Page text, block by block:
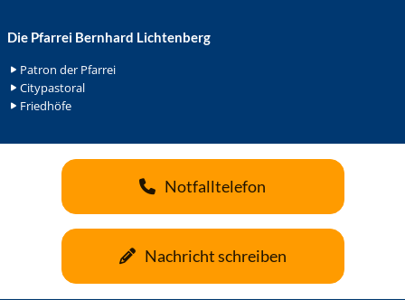
Die Pfarrei Bernhard Lichtenberg
Patron der Pfarrei
Citypastoral
Friedhöfe
Notfalltelefon
Nachricht schreiben